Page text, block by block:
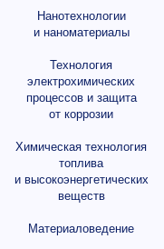
Нанотехнологии
и наноматериалы
Технология
электрохимических
процессов и защита
от коррозии
Химическая технология
топлива
и высокоэнергетических
веществ
Материаловедение